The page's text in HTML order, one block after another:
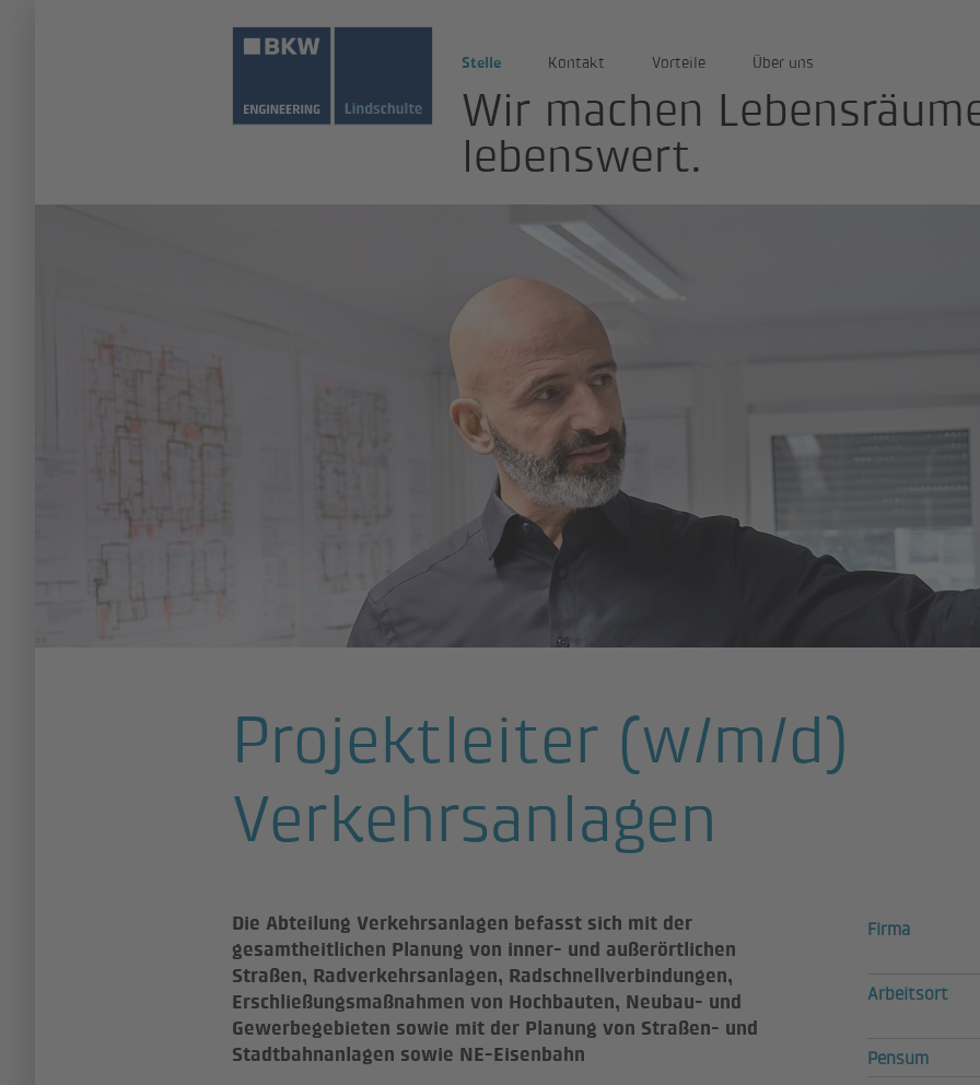
Stelle Kontakt Vorteile Über uns
Wir machen
lebenswert.
Projektleiter (w/m/d)
Verkehrsanlagen
Die Abteilung Verkehrsanlagen befasst sich mit der
gesamtheitlichen Planung von inner- und außerörtlichen
Straßen, Radverkehrsanlagen, Radschnellverbindungen,
Erschließungsmaßnahmen von Hochbauten, Neubau- und
Gewerbegebieten sowie mit der Planung von Straßen- und
Stadtbahnanlagen sowie NE-Eisenbahn
Firma
Arbeitsort
Pensum